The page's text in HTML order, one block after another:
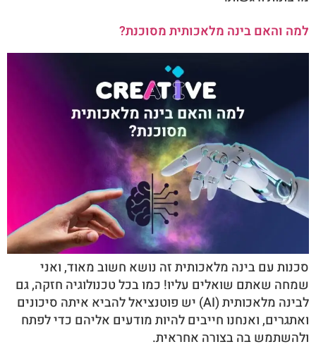
למה והאם בינה מלאכותית מסוכנת?
סכנות עם בינה מלאכותית זה נושא חשוב מאוד, ואני
שמחה שאתם שואלים עליו! כמו בכל טכנולוגיה חזקה, גם
לבינה מלאכותית (AI) יש פוטנציאל להביא איתה סיכונים
ואתגרים, ואנחנו חייבים להיות מודעים אליהם כדי לפתח
ולהשתמש בה בצורה אחראית.